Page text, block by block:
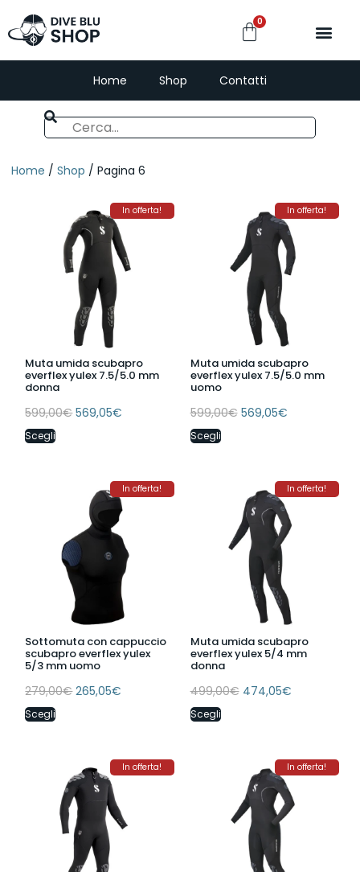
0
Home Shop Contatti
Home /Shop / Pagina 6
In offerta!
Muta umida scubapro
everflex yulex 7.5/5.0 mm
donna
599,00€ 569,05€
Scegli
In offerta!
Muta umida scubapro
everflex yulex 7.5/5.0 mm
uomo
599,00€ 569,05€
Scegli
In offerta!
Sottomuta con cappuccio
scubapro everflex yulex
5/3 mm uomo
279,00€ 265,05€
Scegli
In offerta!
Muta umida scubapro
everflex yulex 5/4 mm
donna
499,00€ 474,05€
Scegli
In offerta! In offerta!